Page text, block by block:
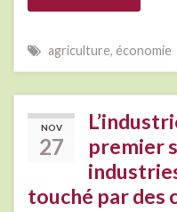
agriculture, économie
NOV
27
premier
touché par des